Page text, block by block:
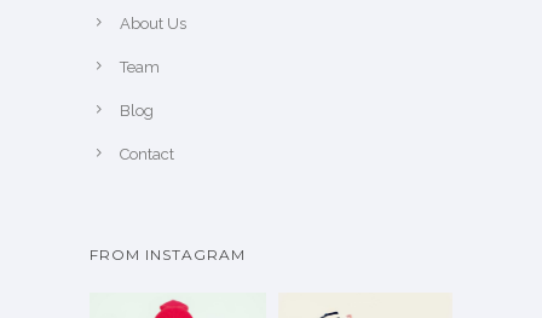
About Us
Team
Blog
Contact
FROM INSTAGRAM